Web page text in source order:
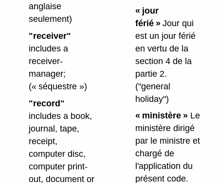
anglaise
seulement)
"receiver"
includes a
receiver-
manager;
(« séquestre »)
"record"
includes a book,
journal, tape,
receipt,
computer disc,
computer print-
out, document or
« jour
férié »Jour qui
est un jour férié
en vertu de la
section 4 de la
partie 2.
("general
holiday")
« ministère » Le
ministère dirigé
par le ministre et
chargé de
l'application du
présent code.